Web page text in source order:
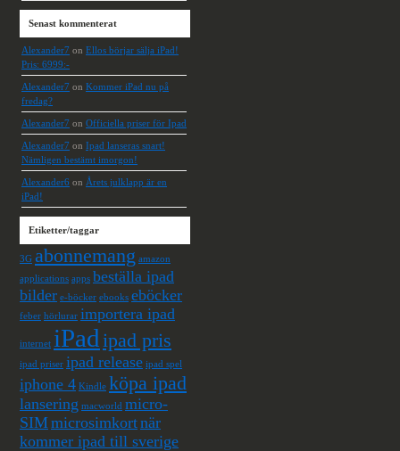
Senast kommenterat
Alexander7 on Ellos börjar sälja iPad!
Pris: 6999:-
Alexander7 on Kommer iPad nu på
fredag?
Alexander7 on Officiella priser för Ipad
Alexander7 on Ipad lanseras snart!
Nämligen bestämt imorgon!
Alexander6 on Årets julklapp är en
iPad!
Etiketter/taggar
3G abonnemang amazon
applications apps beställa ipad
bilder e-böcker ebooks eböcker
feber hörlurar importera ipad
internet iPad ipad pris
ipad priser ipad release ipad spel
iphone 4 Kindle köpa ipad
lansering macworld micro-
SIMmicrosimkortnär
kommer ipad till sverige